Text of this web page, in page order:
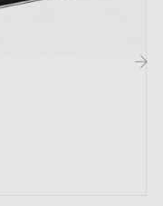
et boutons de